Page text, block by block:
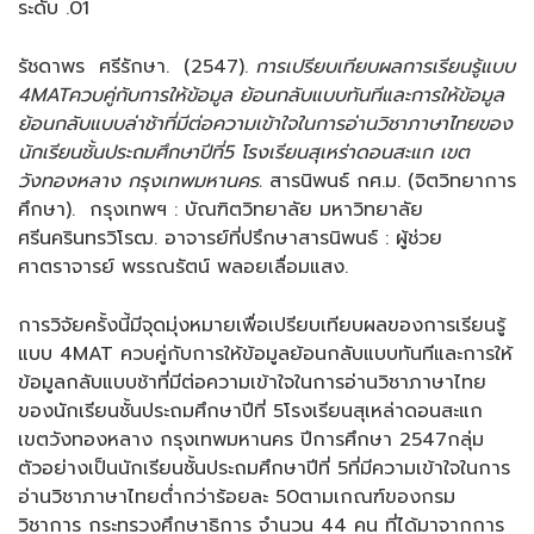
ระดับ .01
รัชดาพร ศรีรักษา. (2547). การเปรียบเทียบผลการเรียนรู้แบบ
4MATควบคู่กับการให้ข้อมูล ย้อนกลับแบบทันทีและการให้ข้อมูล
ย้อนกลับแบบล่าช้าที่มีต่อความเข้าใจในการอ่านวิชาภาษาไทยของ
นักเรียนชั้นประถมศึกษาปีที่5 โรงเรียนสุเหร่าดอนสะแก เขต
วังทองหลาง กรุงเทพมหานคร. สารนิพนธ์ กศ.ม. (จิตวิทยาการ
ศึกษา). กรุงเทพฯ : บัณฑิตวิทยาลัย มหาวิทยาลัย
ศรีนครินทรวิโรฒ. อาจารย์ที่ปรึกษาสารนิพนธ์ : ผู้ช่วย
ศาตราจารย์ พรรณรัตน์ พลอยเลื่อมแสง.
การวิจัยครั้งนี้มีจุดมุ่งหมายเพื่อเปรียบเทียบผลของการเรียนรู้
แบบ 4MAT ควบคู่กับการให้ข้อมูลย้อนกลับแบบทันทีและการให้
ข้อมูลกลับแบบช้าที่มีต่อความเข้าใจในการอ่านวิชาภาษาไทย
ของนักเรียนชั้นประถมศึกษาปีที่ 5โรงเรียนสุเหล่าดอนสะแก
เขตวังทองหลาง กรุงเทพมหานคร ปีการศึกษา 2547กลุ่ม
ตัวอย่างเป็นนักเรียนชั้นประถมศึกษาปีที่ 5ที่มีความเข้าใจในการ
อ่านวิชาภาษาไทยต่ำกว่าร้อยละ 50ตามเกณฑ์ของกรม
วิชาการ กระทรวงศึกษาธิการ จำนวน 44 คน ที่ได้มาจากการ